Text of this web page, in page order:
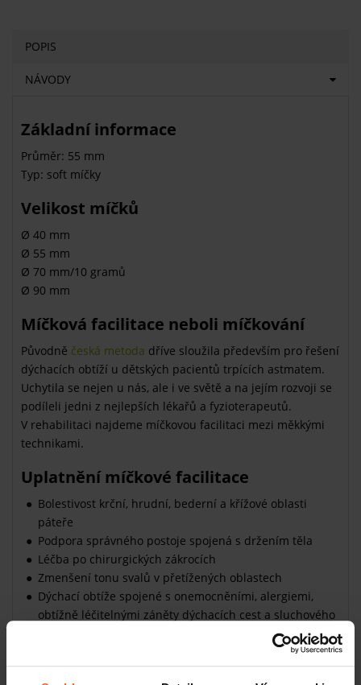
POPIS
NÁVODY
Základní informace
Průměr: 55 mm
Typ: soft míčky
Velikost míčků
Ø 40 mm
Ø 55 mm
Ø 70 mm/10 gramů
Ø 90 mm
Míčková facilitace neboli míčkování
Původně česká metoda dříve sloužila především pro řešení
dýchacích obtíží u dětských pacientů trpících astmatem.
Uchytila se nejen u nás, ale i ve světě a na jejím rozvoji se
podíleli jedni z nejlepších lékařů a fyzioterapeutů.
V rehabilitaci najdeme míčkovou facilitaci mezi měkkými
technikami.
Uplatnění míčkové facilitace
Bolestivost krční, hrudní, bederní a křížové oblasti
páteře
Podpora správného postoje spojená s držením těla
Léčba po chirurgických zákrocích
Zmenšení tonu svalů v přetížených oblastech
Dýchací obtíže spojené s onemocněními, alergiemi,
obtížně léčitelnými záněty dýchacích cest a sluchového
obličejových nervů